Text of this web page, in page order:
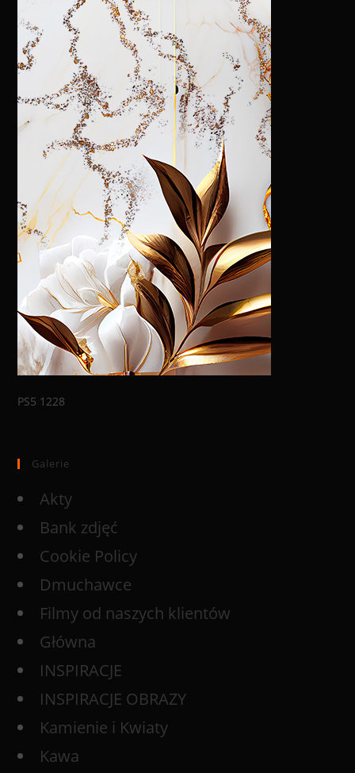
PS5 1228
Galerie
Akty
Bank zdjęć
Cookie Policy
Dmuchawce
Filmy od naszych klientów
Główna
INSPIRACJE
INSPIRACJE OBRAZY
Kamienie i Kwiaty
Kawa